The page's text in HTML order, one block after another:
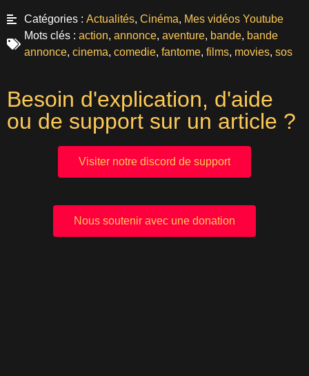
Catégories : Actualités, Cinéma, Mes vidéos Youtube
Mots clés : action, annonce, aventure, bande, bande
annonce, cinema, comedie, fantome, films, movies, sos
Besoin d'explication, d'aide
ou de support sur un article ?
Visiter notre discord de support
Nous soutenir avec une donation